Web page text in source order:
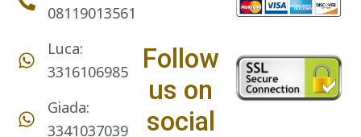
08119013561
Luca:
3316106985
Giada:
3341037039
Follow
us on
social